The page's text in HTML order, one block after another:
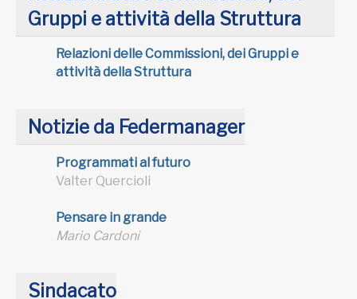
Gruppi e attività della Struttura
Relazioni delle Commissioni, dei Gruppi e
attività della Struttura
Notizie da Federmanager
Programmati al futuro
Valter Quercioli
Pensare in grande
Mario Cardoni
Sindacato